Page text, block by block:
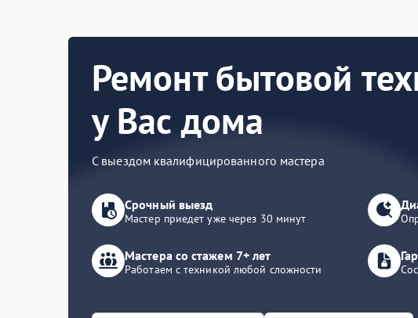
Ремонт бытовой
у Вас дома
С выездом квалифицированного мастера
Срочный выезд
Мастер приедет уже через 30 минут
Мастера со стажем 7+ лет
Работаем с техникой любой сложности